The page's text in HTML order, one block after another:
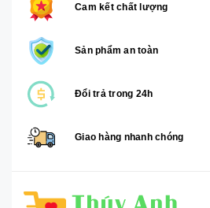
Cam kết chất lượng
Sản phẩm an toàn
Đổi trả trong 24h
Giao hàng nhanh chóng